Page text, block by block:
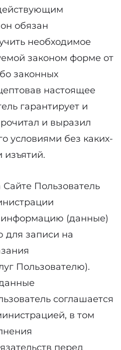
обязан
необходимое
законом форме от
законных
настоящее
гарантирует и
и выразил
условиями без каких-
Пользователь
(данные)
для записи на
Пользователю).
соглашается
в том
перед